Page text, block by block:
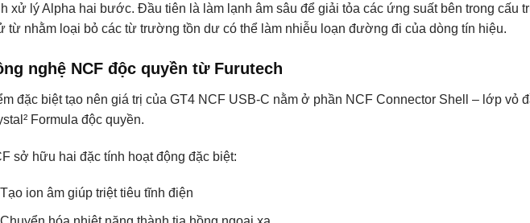
xử lý Alpha hai bước. Đầu tiên là làm lạnh âm sâu để giải tỏa các ứng suất bên trong cấu
từ nhằm loại bỏ các từ trường tồn dư có thể làm nhiễu loạn đường đi của dòng tín hiệu.
nghệ NCF độc quyền từ Furutech
đặc biệt tạo nên giá trị của GT4 NCF USB-C nằm ở phần NCF Connector Shell – lớp vỏ
Formula độc quyền.
sở hữu hai đặc tính hoạt động đặc biệt:
Tạo ion âm giúp triệt tiêu tĩnh điện